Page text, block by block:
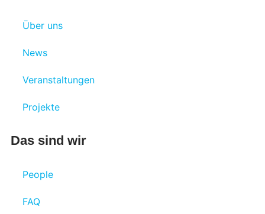
Über uns
News
Veranstaltungen
Projekte
Das sind wir
People
FAQ